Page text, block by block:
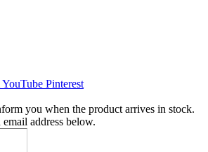
YouTube Pinterest
you when the product arrives in stock.
address below.